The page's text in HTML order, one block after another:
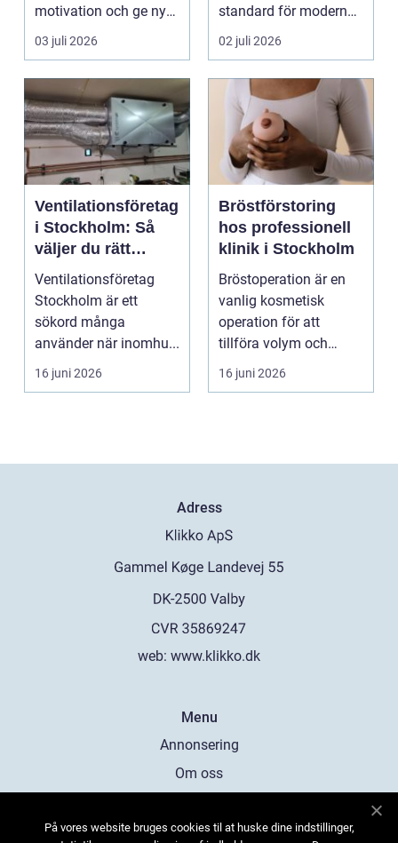
motivation och ge ny
energi till både chefe...
03 juli 2026
standard för modern
belysning. Fö...
02 juli 2026
Ventilationsföretag
i Stockholm: Så
väljer du rätt
partner för frisk
luft inomhus
Ventilationsföretag
Stockholm är ett
sökord många
använder när inomhu...
16 juni 2026
Bröstförstoring
hos professionell
klinik i Stockholm
Bröstoperation är en
vanlig kosmetisk
operation för att
tillföra volym och
skapa...
16 juni 2026
Adress
web: www.klikko.dk
Menu
Annonsering
Om oss
Kontakta oss
På vores website bruges cookies til at huske dine indstillinger,